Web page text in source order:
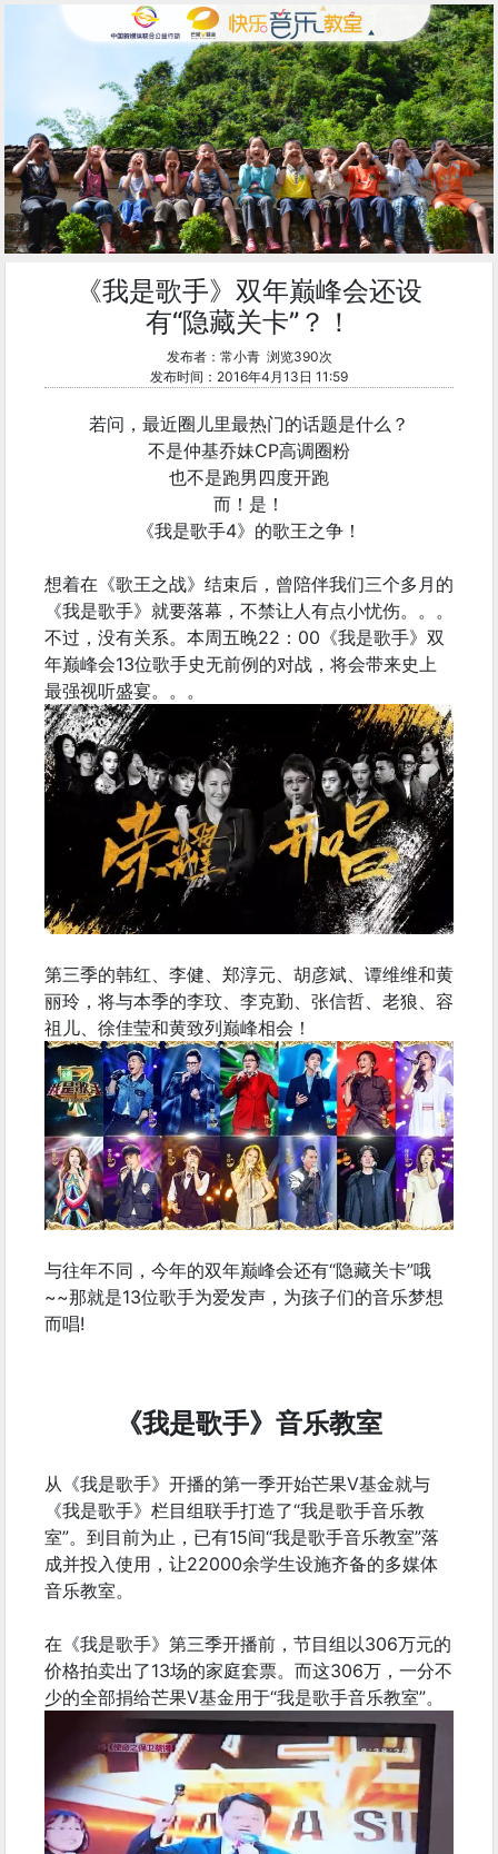
《我是歌手》双年巅峰会还设
有“隐藏关卡”？！
发布者：常小青 浏览390次
发布时间：2016年4月13日 11:59
若问，最近圈儿里最热门的话题是什么？
不是仲基乔妹CP高调圈粉
也不是跑男四度开跑
而！是！
《我是歌手4》的歌王之争！
想着在《歌王之战》结束后，曾陪伴我们三个多月的
《我是歌手》就要落幕，不禁让人有点小忧伤。。。
不过，没有关系。本周五晚22：00《我是歌手》双
年巅峰会13位歌手史无前例的对战，将会带来史上
最强视听盛宴。。。
第三季的韩红、李健、郑淳元、胡彦斌、谭维维和黄
丽玲，将与本季的李玟、李克勤、张信哲、老狼、容
祖儿、徐佳莹和黄致列巅峰相会！
与往年不同，今年的双年巅峰会还有“隐藏关卡”哦
~~那就是13位歌手为爱发声，为孩子们的音乐梦想
而唱!
《我是歌手》音乐教室
从《我是歌手》开播的第一季开始芒果V基金就与
《我是歌手》栏目组联手打造了“我是歌手音乐教
室”。到目前为止，已有15间“我是歌手音乐教室”落
成并投入使用，让22000余学生设施齐备的多媒体
音乐教室。
在《我是歌手》第三季开播前，节目组以306万元的
价格拍卖出了13场的家庭套票。而这306万，一分不
少的全部捐给芒果V基金用于“我是歌手音乐教室”。